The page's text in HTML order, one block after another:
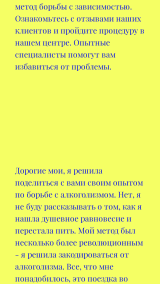
метод борьбы с зависимостью.
Ознакомьтесь с отзывами наших
клиентов и пройдите процедуру в
нашем центре. Опытные
специалисты помогут вам
избавиться от проблемы.
Дорогие мои, я решила
поделиться с вами своим опытом
по борьбе с алкоголизмом. Нет, я
не буду рассказывать о том, как я
нашла душевное равновесие и
перестала пить. Мой метод был
несколько более революционным
- я решила закодироваться от
алкоголизма. Все, что мне
понадобилось, это поездка во